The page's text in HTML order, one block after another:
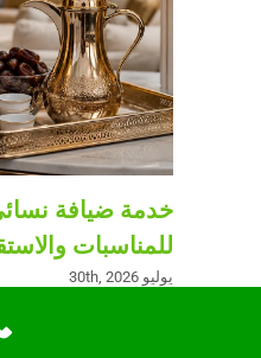
خدمة ضيافة
للمناسبات
يوليو 30th, 2026